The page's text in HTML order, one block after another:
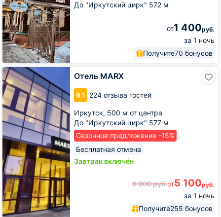
До "Иркутский цирк" 572 м
от1 400руб.
за 1 ночь
Получите70 бонусов
Отель MARX
9.1 224 отзыва гостей
Иркутск, 500 м от центра
До "Иркутский цирк" 577 м
Сезонное предложение -15%
Бесплатная отмена
Завтрак включён
6 000руб.от5 100руб.
за 1 ночь
Получите255 бонусов
Отель
MARX